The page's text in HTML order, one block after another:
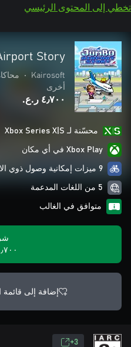
تخطي إلى المحتوى الرئيسي
Story
Kairosoft
•
أخرى
٤٫٧٠٠ ر.ع.‏
محسّنة لـ Xbox Series X|S
Xbox Play في أي مكان
9 ميزات إمكانية وصول ذوي الاحتياجات الخاصة
5 من اللغات المدعمة
متوافق في الغالب
٤٫٧٠٠
إضافة إلى قائمة
3+